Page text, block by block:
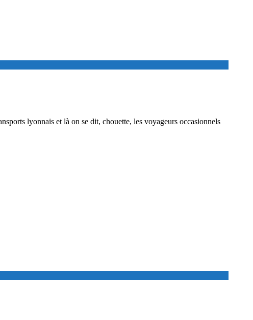
lyonnais et là on se dit, chouette, les voyageurs occasionnels